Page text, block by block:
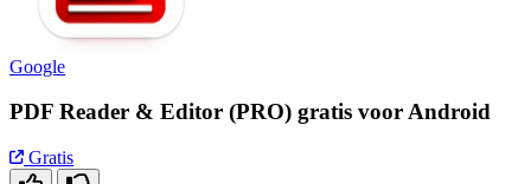
Google
PDF Reader & Editor (PRO) gratis voor Android
Gratis